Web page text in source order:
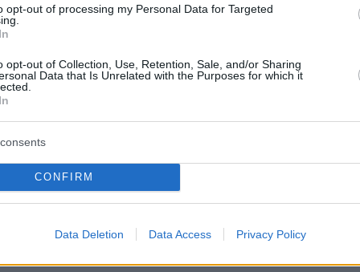
opt-out of processing my Personal Data for Targeted
opt-out of Collection, Use, Retention, Sale, and/or Sharing
Data that Is Unrelated with the Purposes for which it
CONFIRM
Data Deletion Data Access Privacy Policy
στον Δανίκα: O Mητσοτάκης θα ξαναβγεί
νόμος της δεύτερης ευκαιρίας...
«Κερνούσε δηλητήριο τη γυναίκα του» -
ΑΠΘ για τη διπλή δολοφονία ζήτησε ο
αποκάλυψης από τις πλημμύρες - Βίντεο
στο νερό